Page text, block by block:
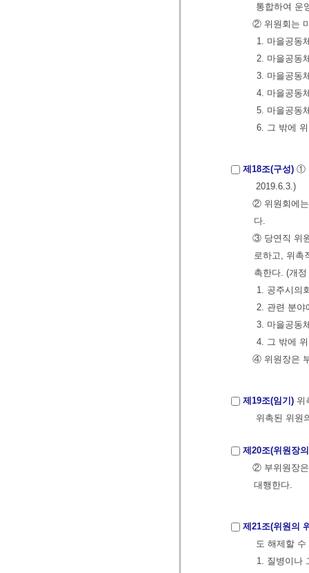
통합하여 운
② 위원회는
1. 마을공동
2. 마을공동
3. 마을공동
4. 마을공동
5. 마을공동
6. 그 밖에
제18조(구성) ①
2019.6.3.)
② 위원회에는
다.
③ 당연직 위
로하고, 위촉
촉한다. (개
1. 공주시의
2. 관련 분
3. 마을공동
4. 그 밖에
④ 위원장은
제19조(임기) 위
위촉된 위원
제20조(위원장
② 부위원장은
대행한다.
제21조(위원의
도 해제할 수
1. 질병이나